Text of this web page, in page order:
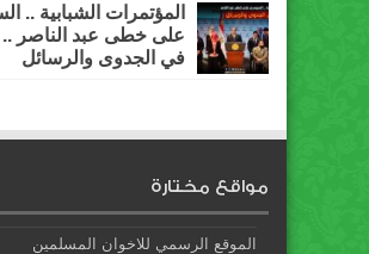
المؤتمرات الشبابية ..
على خطى عبد الناصر ..
في الجدوى والرسائل
مواقع مختارة
الموقع الرسمي للاخوان المسلمين